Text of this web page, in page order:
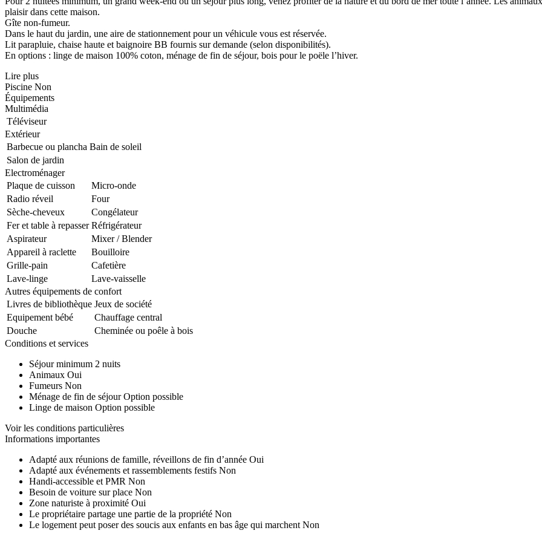
plaisir dans cette maison.
Gîte non-fumeur.
Dans le haut du jardin, une aire de stationnement pour un véhicule vous est réservée.
Lit parapluie, chaise haute et baignoire BB fournis sur demande (selon disponibilités).
En options : linge de maison 100% coton, ménage de fin de séjour, bois pour le poële l’hiver.
Lire plus
Piscine Non
Équipements
Multimédia
Téléviseur
Extérieur
Barbecue ou plancha Bain de soleil
Salon de jardin
Electroménager
Plaque de cuisson
Micro-onde
Radio réveil
Four
Sèche-cheveux
Congélateur
Fer et table à repasser Réfrigérateur
Aspirateur
Mixer / Blender
Appareil à raclette
Bouilloire
Grille-pain
Cafetière
Lave-linge
Lave-vaisselle
Autres équipements de confort
Livres de bibliothèque Jeux de société
Equipement bébé
Chauffage central
Douche
Cheminée ou poêle à bois
Conditions et services
Séjour minimum 2 nuits
Animaux Oui
Fumeurs Non
Ménage de fin de séjour Option possible
Linge de maison Option possible
Voir les conditions particulières
Informations importantes
Adapté aux réunions de famille, réveillons de fin d’année Oui
Adapté aux événements et rassemblements festifs Non
Handi-accessible et PMR Non
Besoin de voiture sur place Non
Zone naturiste à proximité Oui
Le propriétaire partage une partie de la propriété Non
Le logement peut poser des soucis aux enfants en bas âge qui marchent Non